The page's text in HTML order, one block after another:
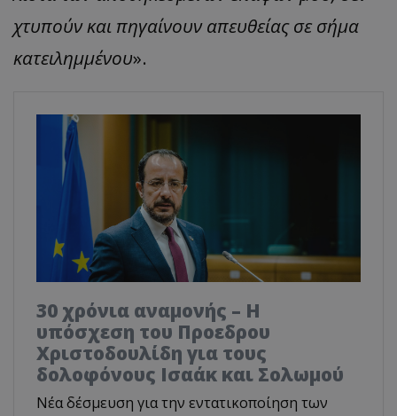
χτυπούν και πηγαίνουν απευθείας σε σήμα
κατειλημμένου».
30 χρόνια αναμονής – Η
υπόσχεση του Προεδρου
Χριστοδουλίδη για τους
δολοφόνους Ισαάκ και Σολωμού
Νέα δέσμευση για την εντατικοποίηση των